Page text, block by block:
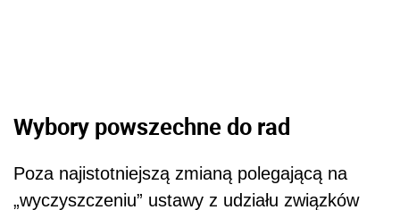
Wybory powszechne do rad
Poza najistotniejszą zmianą polegającą na
„wyczyszczeniu” ustawy z udziału związków